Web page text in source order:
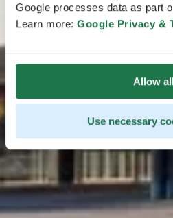
Google processes data as part
Learn more: Google Privacy &
Allow
Use necessary